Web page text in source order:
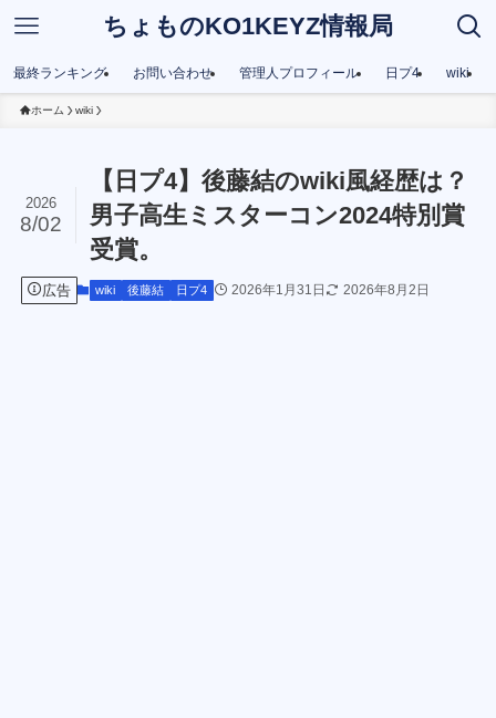
ちょものKO1KEYZ情報局
最終ランキング お問い合わせ 管理人プロフィール 日プ4 wiki
ホーム wiki
【日プ4】後藤結のwiki風経歴は？
男子高生ミスターコン2024特別賞
受賞。
2026
8/02
広告 wiki 後藤結 日プ4 2026年1月31日 2026年8月2日